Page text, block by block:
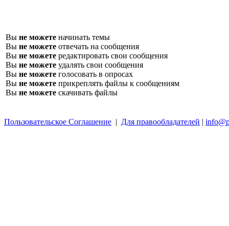
Вы не можете начинать темы
Вы не можете отвечать на сообщения
Вы не можете редактировать свои сообщения
Вы не можете удалять свои сообщения
Вы не можете голосовать в опросах
Вы не можете прикреплять файлы к сообщениям
Вы не можете скачивать файлы
Пользовательское Соглашение | Для правообладателей |